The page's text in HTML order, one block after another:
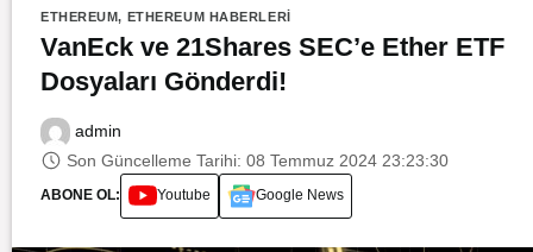
ETHEREUM, ETHEREUM HABERLERI
VanEck ve 21Shares SEC’e Ether ETF
Dosyaları Gönderdi!
admin
Son Güncelleme Tarihi: 08 Temmuz 2024 23:23:30
ABONE OL: Youtube Google News